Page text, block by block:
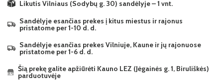
Likutis Vilniaus (Sodybų g. 30) sandėlyje – 1 vnt.
Sandėlyje esančias prekes į kitus miestus ir rajonus
pristatome per 1-10 d. d.
Sandėlyje esančias prekes Vilniuje, Kaune ir jų rajonuose
pristatome per 1-6 d. d.
Šią prekę galite apžiūrėti Kauno LEZ (Jėgainės g. 1, Biruliškės)
parduotuvėje